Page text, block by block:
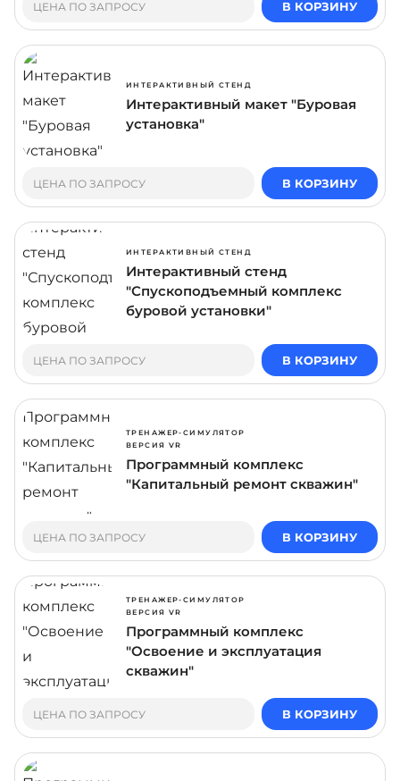
ЦЕНА ПО ЗАПРОСУ В КОРЗИНУ
ИНТЕРАКТИВНЫЙ СТЕНД
Интерактивный макет "Буровая
установка"
ЦЕНА ПО ЗАПРОСУ В КОРЗИНУ
ИНТЕРАКТИВНЫЙ СТЕНД
Интерактивный стенд
"Спускоподъемный комплекс
буровой установки"
ЦЕНА ПО ЗАПРОСУ В КОРЗИНУ
ТРЕНАЖЕР-СИМУЛЯТОР
ВЕРСИЯ VR
Программный комплекс
"Капитальный ремонт скважин"
ЦЕНА ПО ЗАПРОСУ В КОРЗИНУ
ТРЕНАЖЕР-СИМУЛЯТОР
ВЕРСИЯ VR
Программный комплекс
"Освоение и эксплуатация
скважин"
ЦЕНА ПО ЗАПРОСУ В КОРЗИНУ